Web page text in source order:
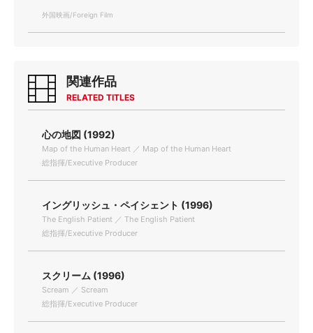
外国映画/Foreign Film
関連作品
RELATED TITLES
心の地図 (1992)
Map of the Human Heart ／ Map of the Human Heart
総指揮/Executive Producer
イングリッシュ・ペイシェント (1996)
The English Patient ／ The English Patient
総指揮/Executive Producer
スクリーム (1996)
Scream ／ Scream
総指揮/Executive Producer